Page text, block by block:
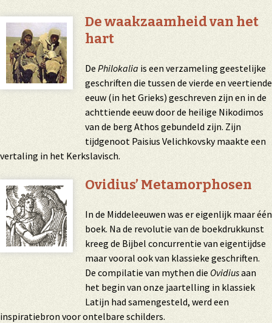
De waakzaamheid van het
hart
De Philokalia is een verzameling geestelijke
geschriften die tussen de vierde en veertiende
eeuw (in het Grieks) geschreven zijn en in de
achttiende eeuw door de heilige Nikodimos
van de berg Athos gebundeld zijn. Zijn
tijdgenoot Paisius Velichkovsky maakte een
vertaling in het Kerkslavisch.
Ovidius’ Metamorphosen
In de Middeleeuwen was er eigenlijk maar één
boek. Na de revolutie van de boekdrukkunst
kreeg de Bijbel concurrentie van eigentijdse
maar vooral ook van klassieke geschriften.
De compilatie van mythen die Ovidiusaan
het begin van onze jaartelling in klassiek
Latijn had samengesteld, werd een
inspiratiebron voor ontelbare schilders.